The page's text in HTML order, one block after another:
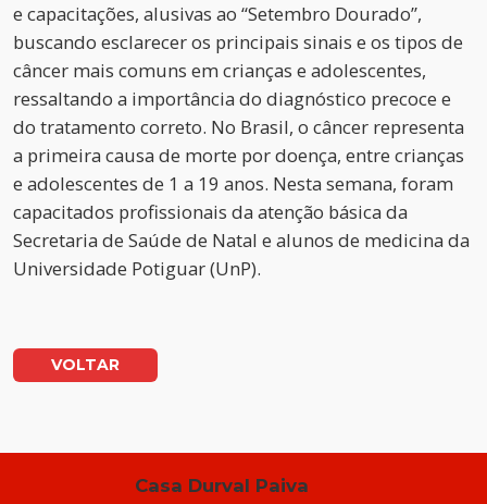
e capacitações, alusivas ao “Setembro Dourado”,
buscando esclarecer os principais sinais e os tipos de
câncer mais comuns em crianças e adolescentes,
ressaltando a importância do diagnóstico precoce e
do tratamento correto. No Brasil, o câncer representa
a primeira causa de morte por doença, entre crianças
e adolescentes de 1 a 19 anos. Nesta semana, foram
capacitados profissionais da atenção básica da
Secretaria de Saúde de Natal e alunos de medicina da
Universidade Potiguar (UnP).
VOLTAR
Casa Durval Paiva